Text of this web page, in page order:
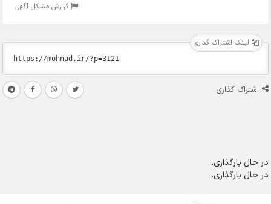
گزارش مشکل آگهی
لینک اشتراک گذاری
اشتراک گذاری
در حال بارگذاری...
در حال بارگذاری...